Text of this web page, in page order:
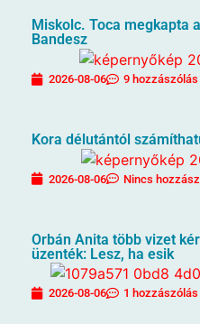
Miskolc. Toca megkapta
Bandesz
2026-08-06 9 hozzászólás
Kora délutántól
2026-08-06 Nincs
Orbán Anita több vizet
üzenték: Lesz, ha esik
2026-08-06 1 hozzászólás